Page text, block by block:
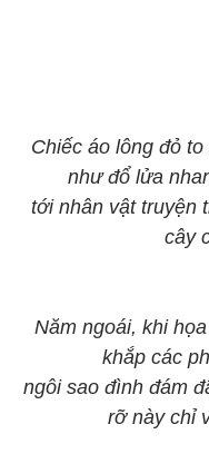
Chiếc áo lông đỏ
như đổ lửa
tới nhân vật truyện
cây
Năm ngoái, khi
khắp các
ngôi sao đình đám
rỡ này chỉ